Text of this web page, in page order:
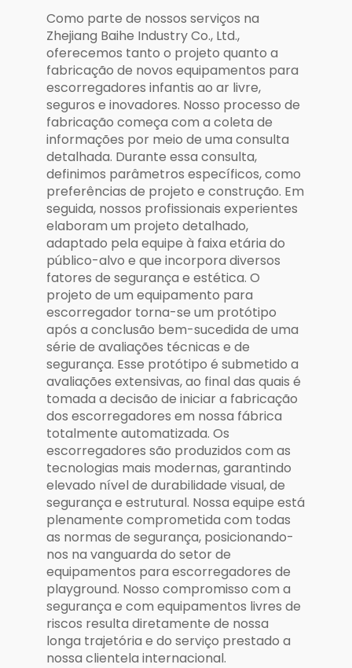
Equipamento de
Fitness ao Ar
Livre
Como parte de nossos serviços na
Zhejiang Baihe Industry Co., Ltd.,
oferecemos tanto o projeto quanto a
fabricação de novos equipamentos para
escorregadores infantis ao ar livre,
seguros e inovadores. Nosso processo de
fabricação começa com a coleta de
informações por meio de uma consulta
detalhada. Durante essa consulta,
definimos parâmetros específicos, como
preferências de projeto e construção. Em
seguida, nossos profissionais experientes
elaboram um projeto detalhado,
adaptado pela equipe à faixa etária do
público-alvo e que incorpora diversos
fatores de segurança e estética. O
projeto de um equipamento para
escorregador torna-se um protótipo
após a conclusão bem-sucedida de uma
série de avaliações técnicas e de
segurança. Esse protótipo é submetido a
avaliações extensivas, ao final das quais é
tomada a decisão de iniciar a fabricação
dos escorregadores em nossa fábrica
totalmente automatizada. Os
escorregadores são produzidos com as
tecnologias mais modernas, garantindo
elevado nível de durabilidade visual, de
segurança e estrutural. Nossa equipe está
plenamente comprometida com todas
as normas de segurança, posicionando-
nos na vanguarda do setor de
equipamentos para escorregadores de
playground. Nosso compromisso com a
segurança e com equipamentos livres de
riscos resulta diretamente de nossa
longa trajetória e do serviço prestado a
nossa clientela internacional.